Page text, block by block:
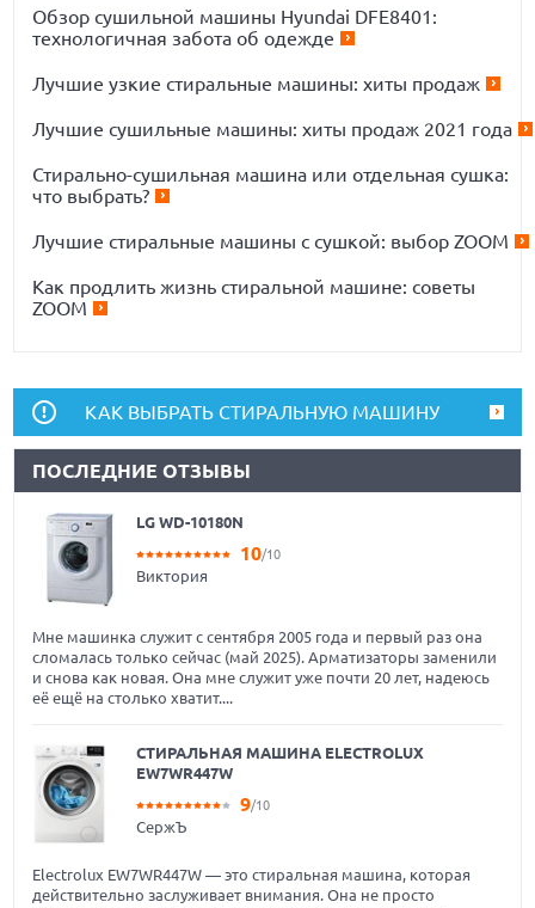
Обзор сушильной машины Hyundai DFE8401:
технологичная забота об одежде
Лучшие узкие стиральные машины: хиты продаж
Лучшие сушильные машины: хиты продаж 2021 года
Стирально-сушильная машина или отдельная сушка:
что выбрать?
Лучшие стиральные машины с сушкой: выбор ZOOM
Как продлить жизнь стиральной машине: советы
ZOOM
КАК ВЫБРАТЬ СТИРАЛЬНУЮ МАШИНУ
ПОСЛЕДНИЕ ОТЗЫВЫ
LG WD-10180N
10/10
Виктория
Мне машинка служит с сентября 2005 года и первый раз она
сломалась только сейчас (май 2025). Арматизаторы заменили
и снова как новая. Она мне служит уже почти 20 лет, надеюсь
её ещё на столько хватит....
СТИРАЛЬНАЯ МАШИНА ELECTROLUX
EW7WR447W
9/10
СержЪ
Electrolux EW7WR447W — это стиральная машина, которая
действительно заслуживает внимания. Она не просто